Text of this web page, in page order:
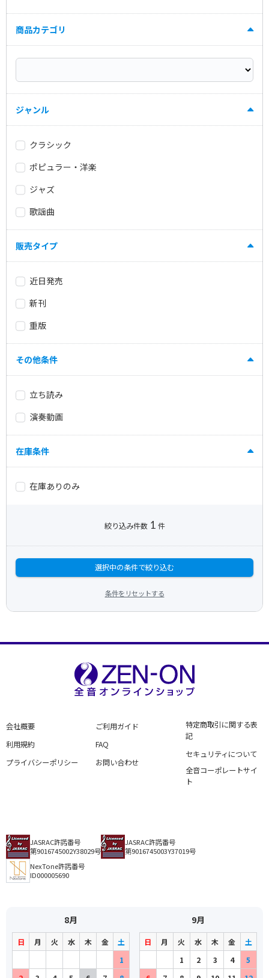
商品カテゴリ
ジャンル
クラシック
ポピュラー・洋楽
ジャズ
歌謡曲
販売タイプ
近日発売
新刊
重版
その他条件
立ち読み
演奏動画
在庫条件
在庫ありのみ
絞り込み件数 1 件
選択中の条件で絞り込む
条件をリセットする
会社概要
利用規約
プライバシーポリシー
ご利用ガイド
FAQ
お問い合わせ
特定商取引に関する表
記
セキュリティについて
全音コーポレートサイ
ト
JASRAC許諾番号
第9016745002Y38029号
JASRAC許諾番号
第9016745003Y37019号
NexTone許諾番号
ID000005690
8月
日 月 火 水 木 金
土
1
9月
日 月 火 水 木 金
土
1
2 3 4
5